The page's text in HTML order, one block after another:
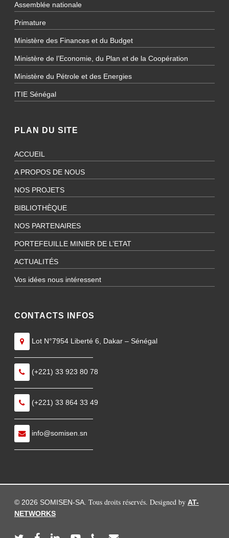
Assemblée nationale
Primature
Ministère des Finances et du Budget
Ministère de l’Economie, du Plan et de la Coopération
Ministère du Pétrole et des Energies
ITIE Sénégal
PLAN DU SITE
ACCUEIL
A PROPOS DE NOUS
NOS PROJETS
BIBLIOTHÈQUE
NOS PARTENAIRES
PORTEFEUILLE MINIER DE L’ETAT
ACTUALITÉS
Vos idées nous intéressent
CONTACTS INFOS
Lot N°7954 Liberté 6, Dakar – Sénégal
———————————
(+221) 33 923 80 78
———————————
(+221) 33 864 33 49
———————————
info@somisen.sn
———————————
© 2026 SOMISEN-SA. Tous droits réservés. Designed by AT-
NETWORKS